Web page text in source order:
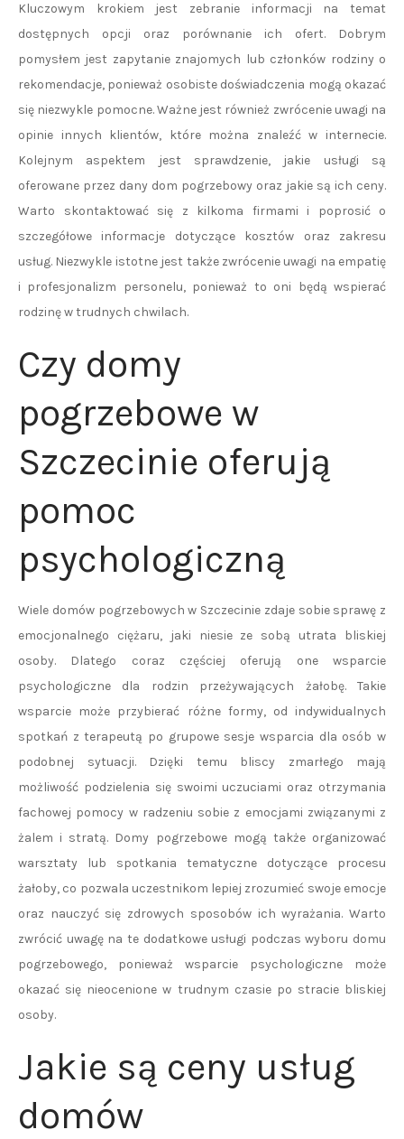
Kluczowym krokiem jest zebranie informacji na temat
dostępnych opcji oraz porównanie ich ofert. Dobrym
pomysłem jest zapytanie znajomych lub członków rodziny o
rekomendacje, ponieważ osobiste doświadczenia mogą okazać
się niezwykle pomocne. Ważne jest również zwrócenie uwagi na
opinie innych klientów, które można znaleźć w internecie.
Kolejnym aspektem jest sprawdzenie, jakie usługi są
oferowane przez dany dom pogrzebowy oraz jakie są ich ceny.
Warto skontaktować się z kilkoma firmami i poprosić o
szczegółowe informacje dotyczące kosztów oraz zakresu
usług. Niezwykle istotne jest także zwrócenie uwagi na empatię
i profesjonalizm personelu, ponieważ to oni będą wspierać
rodzinę w trudnych chwilach.
Czy domy
pogrzebowe w
Szczecinie oferują
pomoc
psychologiczną
Wiele domów pogrzebowych w Szczecinie zdaje sobie sprawę z
emocjonalnego ciężaru, jaki niesie ze sobą utrata bliskiej
osoby. Dlatego coraz częściej oferują one wsparcie
psychologiczne dla rodzin przeżywających żałobę. Takie
wsparcie może przybierać różne formy, od indywidualnych
spotkań z terapeutą po grupowe sesje wsparcia dla osób w
podobnej sytuacji. Dzięki temu bliscy zmarłego mają
możliwość podzielenia się swoimi uczuciami oraz otrzymania
fachowej pomocy w radzeniu sobie z emocjami związanymi z
żalem i stratą. Domy pogrzebowe mogą także organizować
warsztaty lub spotkania tematyczne dotyczące procesu
żałoby, co pozwala uczestnikom lepiej zrozumieć swoje emocje
oraz nauczyć się zdrowych sposobów ich wyrażania. Warto
zwrócić uwagę na te dodatkowe usługi podczas wyboru domu
pogrzebowego, ponieważ wsparcie psychologiczne może
okazać się nieocenione w trudnym czasie po stracie bliskiej
osoby.
Jakie są ceny usług
domów